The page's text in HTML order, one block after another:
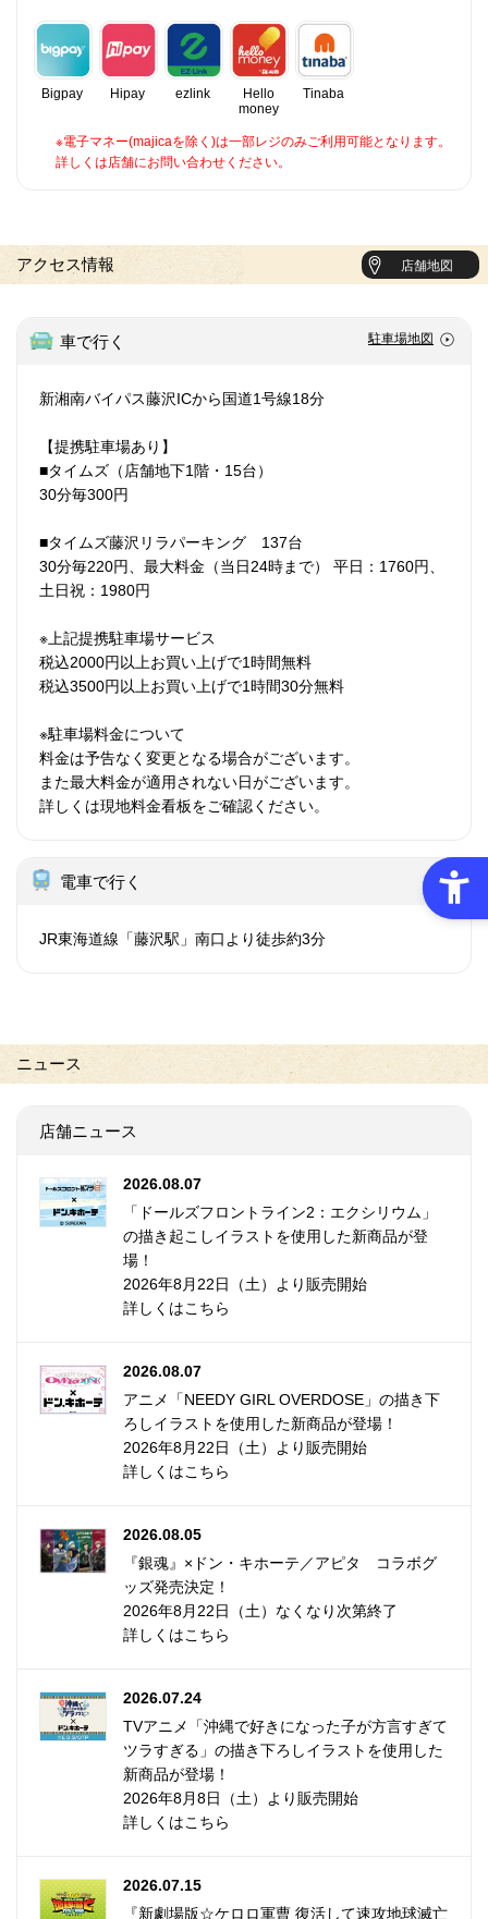
Bigpay Hipay ezlink
Hello
money
Tinaba
※電子マネー(majicaを除く)は一部レジのみご利用可能となります。
詳しくは店舗にお問い合わせください。
アクセス情報 店舗地図
車で行く 駐車場地図
新湘南バイパス藤沢ICから国道1号線18分
【提携駐車場あり】
■タイムズ（店舗地下1階・15台）
30分毎300円
■タイムズ藤沢リラパーキング 137台
30分毎220円、最大料金（当日24時まで） 平日：1760円、
土日祝：1980円
※上記提携駐車場サービス
税込2000円以上お買い上げで1時間無料
税込3500円以上お買い上げで1時間30分無料
※駐車場料金について
料金は予告なく変更となる場合がございます。
また最大料金が適用されない日がございます。
詳しくは現地料金看板をご確認ください。
電車で行く
JR東海道線「藤沢駅」南口より徒歩約3分
ニュース
店舗ニュース
2026.08.07
「ドールズフロントライン2：エクシリウム」
の描き起こしイラストを使用した新商品が登
場！
2026年8月22日（土）より販売開始
詳しくはこちら
2026.08.07
アニメ「NEEDY GIRL OVERDOSE」の描き下
ろしイラストを使用した新商品が登場！
2026年8月22日（土）より販売開始
詳しくはこちら
2026.08.05
『銀魂』×ドン・キホーテ／アピタ コラボグ
ッズ発売決定！
2026年8月22日（土）なくなり次第終了
詳しくはこちら
2026.07.24
TVアニメ「沖縄で好きになった子が方言すぎて
ツラすぎる」の描き下ろしイラストを使用した
新商品が登場！
2026年8月8日（土）より販売開始
詳しくはこちら
2026.07.15
『新劇場版☆ケロロ軍曹 復活して速攻地球滅亡